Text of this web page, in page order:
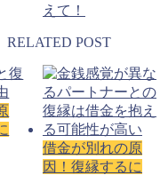
えて！
RELATED POST
借金が別れの原
因！復縁するに